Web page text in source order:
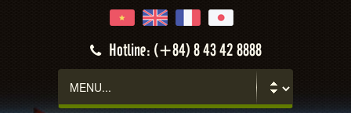
Hotline: (+84) 8 43 42 8888